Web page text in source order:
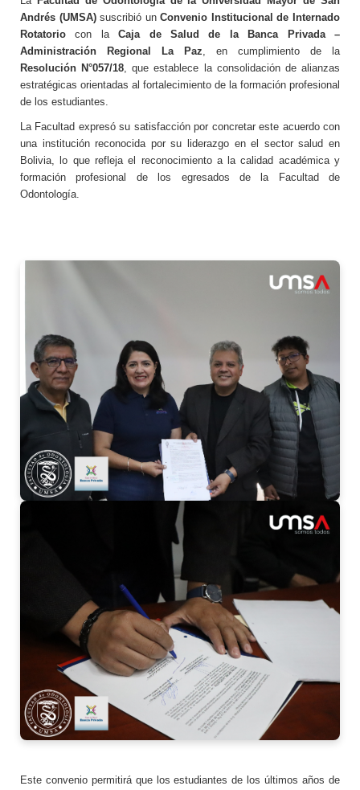
Andrés (UMSA)suscribió unConvenio Institucional de Internado
Rotatorio con laCaja de Salud de la Banca Privada –
Administración Regional La Paz, en cumplimiento de la
Resolución N°057/18, que establece la consolidación de alianzas
estratégicas orientadas al fortalecimiento de la formación profesional
de los estudiantes.
La Facultad expresó su satisfacción por concretar este acuerdo con
una institución reconocida por su liderazgo en el sector salud en
Bolivia, lo que refleja el reconocimiento a la calidad académica y
formación profesional de los egresados de la Facultad de
Odontología.
Este convenio permitirá que los estudiantes de los últimos años de